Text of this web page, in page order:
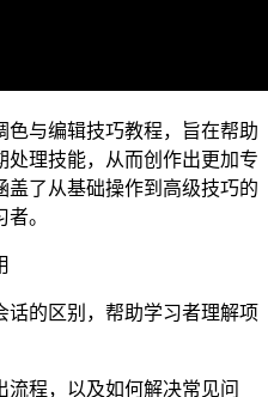
与编辑技巧教程，旨在帮助
理技能，从而创作出更加专
盖了从基础操作到高级技巧的
。
话的区别，帮助学习者理解项
程，以及如何解决常见问